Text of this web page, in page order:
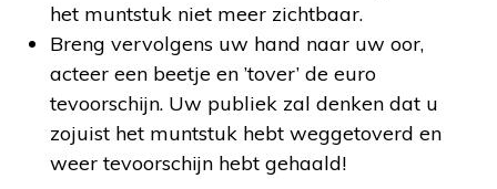
het muntstuk niet meer zichtbaar.
Breng vervolgens uw hand naar uw oor,
acteer een beetje en ’tover’ de euro
tevoorschijn. Uw publiek zal denken dat u
zojuist het muntstuk hebt weggetoverd en
weer tevoorschijn hebt gehaald!